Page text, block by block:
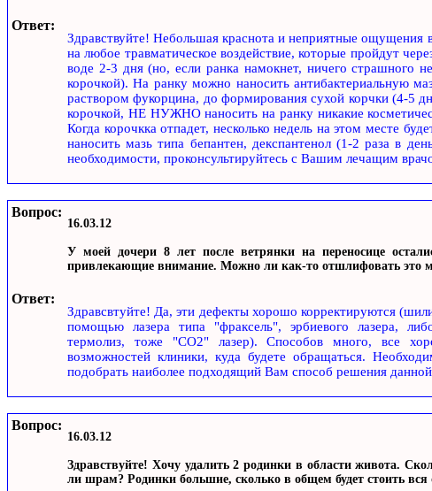
Ответ:
Здравствуйте! Небольшая краснота и неприятные ощущения
на любое травматическое воздействие, которые пройдут
воде 2-3 дня (но, если ранка намокнет, ничего страшного
корочкой). На ранку можно наносить антибактериальную
раствором фукорцина, до формирования сухой корчки (4-5
корочкой, НЕ НУЖНО наносить на ранку никакие
Когда корочкка отпадет, несколько недель на этом месте
наносить мазь типа бепантен, декспантенол (1-2 раза в
необходимости, проконсультируйтесь с Вашим лечащим
Вопрос:
16.03.12
У моей дочери 8 лет после ветрянки на переносице
привлекающие внимание. Можно ли как-то отшлифовать это
Ответ:
Здравсвтуйте! Да, эти дефекты хорошо корректируются
помощью лазера типа "фраксель", эрбиевого лазера,
термолиз, тоже "СО2" лазер). Способов много, все
возможностей клиники, куда будете обращаться.
подобрать наиболее подходящий Вам способ решения
Вопрос:
16.03.12
Здравствуйте! Хочу удалить 2 родинки в области живота.
ли шрам? Родинки большие, сколько в общем будет стоить вся